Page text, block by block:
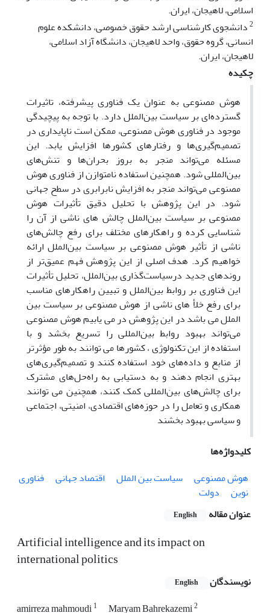
اسلامی، لاهیجان، ایران.
2دانشجوی کارشناسی ارشد حقوق خصوصی، دانشکده علوم
انسانی، گروه حقوق، واحد لاهیجان، دانشگاه آزاد اسلامی،
لاهیجان، ایران.
چکیده
هوش مصنوعی به عنوان یک فناوری پیشرفته، تاثیرات
گسترده‌ای بر سیاست بین‌الملل دارد. با توجه به پیچیدگی
موجود در فناوری هوش مصنوعی، ممکن است ناپایداری در
تصمیم‌گیری‌ها و رفتارهای کشورها افزایش یابد. این
مسئله می‌تواند منجر به بروز بحران‌ها و تنش‌های
بین‌المللی شود. همچنین استفاده نامتوازن از فناوری هوش
مصنوعی می‌تواند منجر به افزایش نابرابری در سطح جهانی
شود. در این پژوهش با تحلیل دقیق تأثیرات هوش
مصنوعی بر سیاست بین‌الملل چالش های ناشی از آن را
شناسایی کرده و راهکارهای مختلف برای رفع چالش‌های
ناشی از تأثیر هوش مصنوعی بر سیاست بین‌الملل ارائه
خواهیم کرد. هدف اصلی از این پژوهش فهم عمیق‌تر از
روندهای جدید درسیاست‌گذاری بین‌الملل، تحلیل تأثیرات
این فناوری بر روابط بین‌الملل و تبیین راهکارهای مناسب
برای رفع خلأ های ناشی از هوش مصنوعی بر سیاست بین
الملل می باشد در این پژوهش در می یابیم هوش مصنوعی
می‌تواند بهبود روابط بین‌المللی را تسریع بخشد و با
استفاده از این تکنولوژی ، کشورها می توانند به طور مؤثر‌تر
از منابع و داده‌های خود استفاده کنند و تصمیم‌گیری‌های
بهتری انجام دهند و به دستیابی به راه‌حل‌های مشترک
برای چالش‌های بین‌المللی کمک کنند، همچنین می توانند
همکاری و تعامل را در حوزه‌های اقتصادی، امنیتی، اجتماعی
و سیاسی بهبود بخشند
کلیدواژه‌ها
هوش مصنوعی
سیاست بین الملل اقتصاد جهانی
فناوری
نوین
دولت
عنوان مقاله
English
Artificial intelligence and its impact on
international politics
نویسندگان English
amirreza mahmoudi1 Maryam Bahrekazemi2